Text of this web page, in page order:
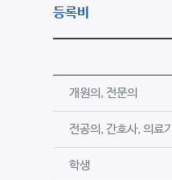
등록비
개원의, 전문의
전공의, 간호사, 의료
학생